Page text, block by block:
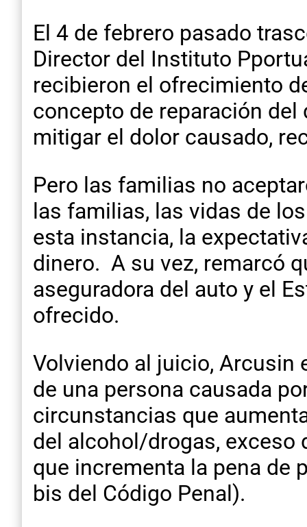
El 4 de febrero pasado
Director del Instituto
recibieron el ofrecimiento
concepto de reparación
mitigar el dolor causado,
Pero las familias no
las familias, las vidas de
esta instancia, la
dinero. A su vez, remarcó
aseguradora del auto y el
ofrecido.
Volviendo al juicio, Arcusin
de una persona causada
circunstancias que
del alcohol/drogas, exceso
que incrementa la pena de
bis del Código Penal).